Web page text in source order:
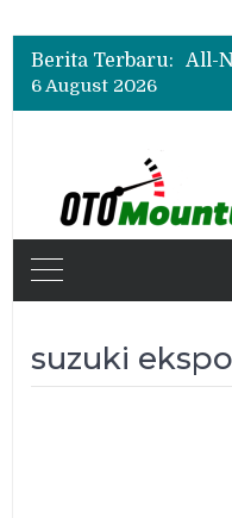
Berita Terbaru:
6 August 2026
suzuki